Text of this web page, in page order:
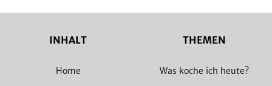
INHALT
Home
THEMEN
Was koche ich heute?